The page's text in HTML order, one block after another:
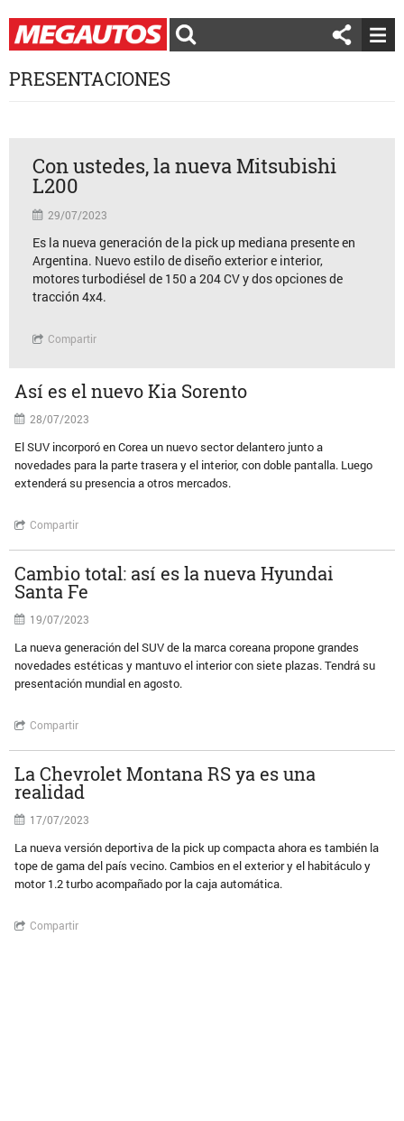
PRESENTACIONES
Con ustedes, la nueva Mitsubishi
L200
29/07/2023
Es la nueva generación de la pick up mediana presente en
Argentina. Nuevo estilo de diseño exterior e interior,
motores turbodiésel de 150 a 204 CV y dos opciones de
tracción 4x4.
Compartir
Así es el nuevo Kia Sorento
28/07/2023
El SUV incorporó en Corea un nuevo sector delantero junto a
novedades para la parte trasera y el interior, con doble pantalla. Luego
extenderá su presencia a otros mercados.
Compartir
Cambio total: así es la nueva Hyundai
Santa Fe
19/07/2023
La nueva generación del SUV de la marca coreana propone grandes
novedades estéticas y mantuvo el interior con siete plazas. Tendrá su
presentación mundial en agosto.
Compartir
La Chevrolet Montana RS ya es una
realidad
17/07/2023
La nueva versión deportiva de la pick up compacta ahora es también la
tope de gama del país vecino. Cambios en el exterior y el habitáculo y
motor 1.2 turbo acompañado por la caja automática.
Compartir